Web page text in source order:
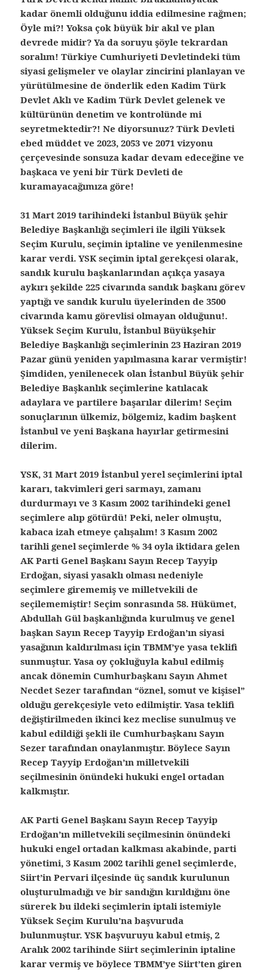
kadar önemli olduğunu iddia edilmesine rağmen;
Öyle mi?! Yoksa çok büyük bir akıl ve plan
devrede midir? Ya da soruyu şöyle tekrardan
soralım! Türkiye Cumhuriyeti Devletindeki tüm
siyasi gelişmeler ve olaylar zincirini planlayan ve
yürütülmesine de önderlik eden Kadim Türk
Devlet Aklı ve Kadim Türk Devlet gelenek ve
kültürünün denetim ve kontrolünde mi
seyretmektedir?! Ne diyorsunuz? Türk Devleti
ebed müddet ve 2023, 2053 ve 2071 vizyonu
çerçevesinde sonsuza kadar devam edeceğine ve
başkaca ve yeni bir Türk Devleti de
kuramayacağımıza göre!
31 Mart 2019 tarihindeki İstanbul Büyük şehir
Belediye Başkanlığı seçimleri ile ilgili Yüksek
Seçim Kurulu, seçimin iptaline ve yenilenmesine
karar verdi. YSK seçimin iptal gerekçesi olarak,
sandık kurulu başkanlarından açıkça yasaya
aykırı şekilde 225 civarında sandık başkanı görev
yaptığı ve sandık kurulu üyelerinden de 3500
civarında kamu görevlisi olmayan olduğunu!.
Yüksek Seçim Kurulu, İstanbul Büyükşehir
Belediye Başkanlığı seçimlerinin 23 Haziran 2019
Pazar günü yeniden yapılmasına karar vermiştir!
Şimdiden, yenilenecek olan İstanbul Büyük şehir
Belediye Başkanlık seçimlerine katılacak
adaylara ve partilere başarılar dilerim! Seçim
sonuçlarının ülkemiz, bölgemiz, kadim başkent
İstanbul ve yeni Başkana hayırlar getirmesini
dilerim.
YSK, 31 Mart 2019 İstanbul yerel seçimlerini iptal
kararı, takvimleri geri sarmayı, zamanı
durdurmayı ve 3 Kasım 2002 tarihindeki genel
seçimlere alıp götürdü! Peki, neler olmuştu,
kabaca izah etmeye çalışalım! 3 Kasım 2002
tarihli genel seçimlerde % 34 oyla iktidara gelen
AK Parti Genel Başkanı Sayın Recep Tayyip
Erdoğan, siyasi yasaklı olması nedeniyle
seçimlere girememiş ve milletvekili de
seçilememiştir! Seçim sonrasında 58. Hükümet,
Abdullah Gül başkanlığında kurulmuş ve genel
başkan Sayın Recep Tayyip Erdoğan’ın siyasi
yasağının kaldırılması için TBMM’ye yasa teklifi
sunmuştur. Yasa oy çokluğuyla kabul edilmiş
ancak dönemin Cumhurbaşkanı Sayın Ahmet
Necdet Sezer tarafından “öznel, somut ve kişisel”
olduğu gerekçesiyle veto edilmiştir. Yasa teklifi
değiştirilmeden ikinci kez meclise sunulmuş ve
kabul edildiği şekli ile Cumhurbaşkanı Sayın
Sezer tarafından onaylanmıştır. Böylece Sayın
Recep Tayyip Erdoğan’ın milletvekili
seçilmesinin önündeki hukuki engel ortadan
kalkmıştır.
AK Parti Genel Başkanı Sayın Recep Tayyip
Erdoğan’ın milletvekili seçilmesinin önündeki
hukuki engel ortadan kalkması akabinde, parti
yönetimi, 3 Kasım 2002 tarihli genel seçimlerde,
Siirt’in Pervari ilçesinde üç sandık kurulunun
oluşturulmadığı ve bir sandığın kırıldığını öne
sürerek bu ildeki seçimlerin iptali istemiyle
Yüksek Seçim Kurulu’na başvuruda
bulunmuştur. YSK başvuruyu kabul etmiş, 2
Aralık 2002 tarihinde Siirt seçimlerinin iptaline
karar vermiş ve böylece TBMM’ye Siirt’ten giren